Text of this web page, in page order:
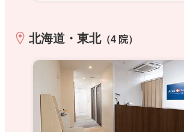
北海道・東北（4 院）